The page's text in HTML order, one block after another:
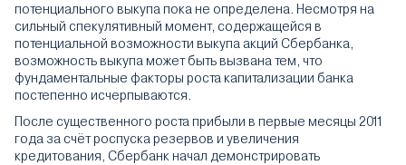
потенциального выкупа пока не определена. Несмотря на
сильный спекулятивный момент, содержащейся в
потенциальной возможности выкупа акций Сбербанка,
возможность выкупа может быть вызвана тем, что
фундаментальные факторы роста капитализации банка
постепенно исчерпываются.
После существенного роста прибыли в первые месяцы 2011
года за счёт роспуска резервов и увеличения
кредитования, Сбербанк начал демонстрировать